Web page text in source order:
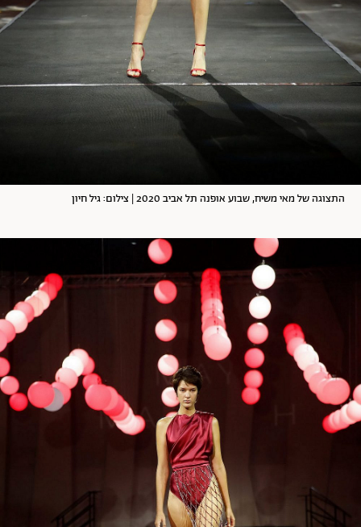
התצוגה של מאי משיח, שבוע אופנה תל אביב 2020 | צילום: גיל חיון